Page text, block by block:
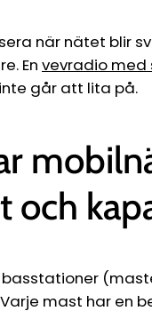
när nätet blir
En vevradio med
går att lita på.
och
mast har en